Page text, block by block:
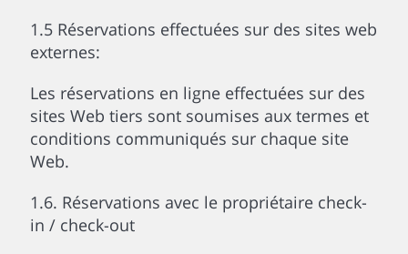
1.5 Réservations effectuées sur des sites web
externes:
Les réservations en ligne effectuées sur des
sites Web tiers sont soumises aux termes et
conditions communiqués sur chaque site
Web.
1.6. Réservations avec le propriétaire check-
in / check-out